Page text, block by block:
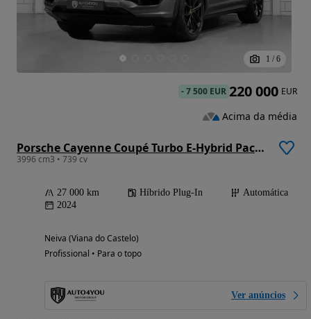
1 / 6
Porsche Cayenne Coupé Turbo E-Hybrid Pacote GT
3996 cm3 • 739 cv
27 000 km Híbrido Plug-In
Automática
2024
Neiva (Viana do Castelo)
Profissional • Para o topo
Ver anúncios
-7 500 EUR 220 000 EUR
Acima da média